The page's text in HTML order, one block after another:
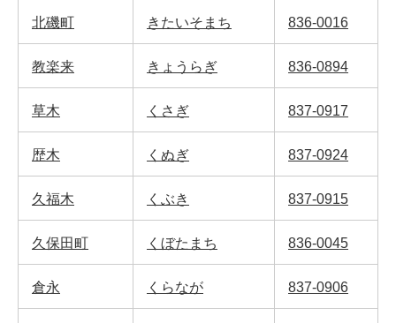
北磯町 きたいそまち 836-0016
教楽来 きょうらぎ 836-0894
草木 くさぎ 837-0917
歴木 くぬぎ 837-0924
久福木 くぶき 837-0915
久保田町 くぼたまち 836-0045
倉永 くらなが 837-0906